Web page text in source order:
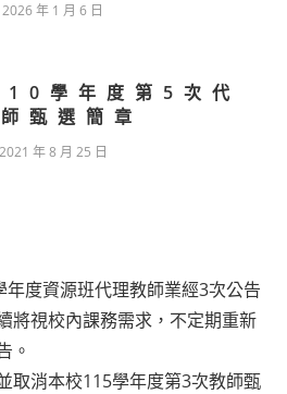
2026 年 1 月 6 日
學年度第5次代
甄選簡章
2021 年 8 月 25 日
年度資源班代理教師業經3次公告
將視校內課務需求，不定期重新
。
取消本校115學年度第3次教師甄